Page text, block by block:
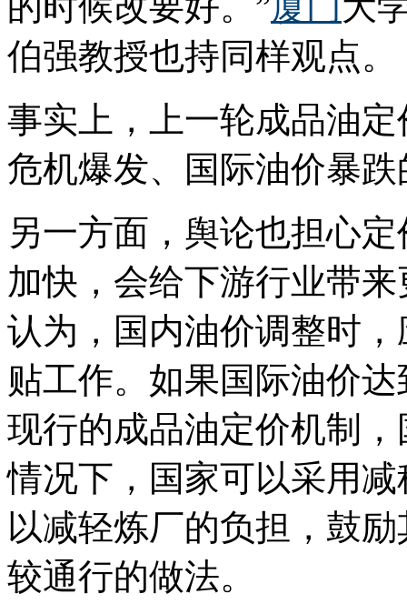
伯强教授也持同样观点。
事实上，上一轮成品油
危机爆发、国际油价暴
另一方面，舆论也担心
加快，会给下游行业带
认为，国内油价调整时
贴工作。如果国际油价
现行的成品油定价机制
情况下，国家可以采用
以减轻炼厂的负担，鼓
较通行的做法。